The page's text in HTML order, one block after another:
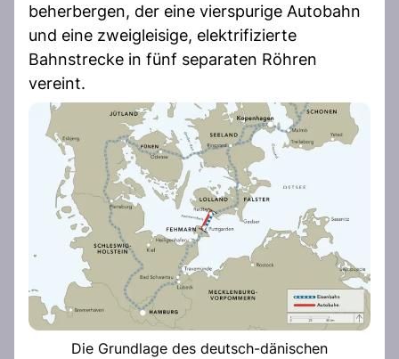
beherbergen, der eine vierspurige Autobahn
und eine zweigleisige, elektrifizierte
Bahnstrecke in fünf separaten Röhren
vereint.
Die Grundlage des deutsch-dänischen